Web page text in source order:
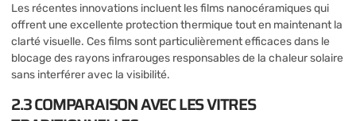
Les récentes innovations incluent les films nanocéramiques qui
offrent une excellente protection thermique tout en maintenant la
clarté visuelle. Ces films sont particulièrement efficaces dans le
blocage des rayons infrarouges responsables de la chaleur solaire
sans interférer avec la visibilité.
2.3 COMPARAISON AVEC LES VITRES